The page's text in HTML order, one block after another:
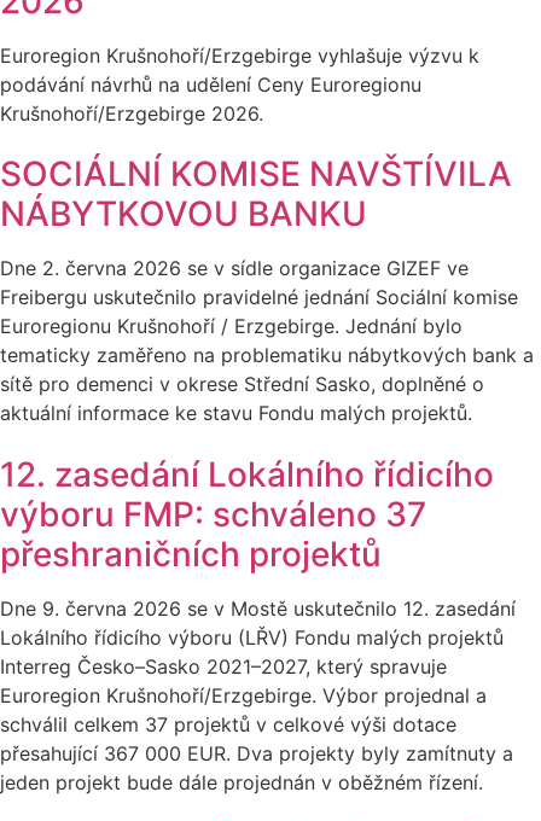
Euroregion Krušnohoří/Erzgebirge vyhlašuje výzvu k
podávání návrhů na udělení Ceny Euroregionu
Krušnohoří/Erzgebirge 2026.
SOCIÁLNÍ KOMISE NAVŠTÍVILA
NÁBYTKOVOU BANKU
Dne 2. června 2026 se v sídle organizace GIZEF ve
Freibergu uskutečnilo pravidelné jednání Sociální komise
Euroregionu Krušnohoří / Erzgebirge. Jednání bylo
tematicky zaměřeno na problematiku nábytkových bank a
sítě pro demenci v okrese Střední Sasko, doplněné o
aktuální informace ke stavu Fondu malých projektů.
12. zasedání Lokálního řídicího
výboru FMP: schváleno 37
přeshraničních projektů
Dne 9. června 2026 se v Mostě uskutečnilo 12. zasedání
Lokálního řídicího výboru (LŘV) Fondu malých projektů
Interreg Česko–Sasko 2021–2027, který spravuje
Euroregion Krušnohoří/Erzgebirge. Výbor projednal a
schválil celkem 37 projektů v celkové výši dotace
přesahující 367 000 EUR. Dva projekty byly zamítnuty a
jeden projekt bude dále projednán v oběžném řízení.